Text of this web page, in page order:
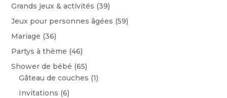
Grands jeux & activités (39)
Jeux pour personnes âgées (59)
Mariage (36)
Partys à thème (46)
Shower de bébé (65)
Gâteau de couches (1)
Invitations (6)